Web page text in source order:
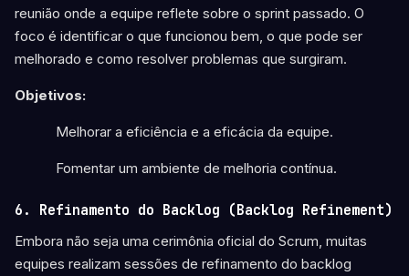
reunião onde a equipe reflete sobre o sprint passado. O
foco é identificar o que funcionou bem, o que pode ser
melhorado e como resolver problemas que surgiram.
Objetivos:
Melhorar a eficiência e a eficácia da equipe.
Fomentar um ambiente de melhoria contínua.
6. Refinamento do Backlog (Backlog Refinement)
Embora não seja uma cerimônia oficial do Scrum, muitas
equipes realizam sessões de refinamento do backlog